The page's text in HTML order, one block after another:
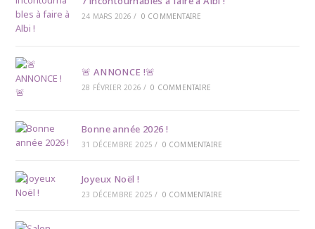
24 MARS 2026 / 0 COMMENTAIRE
🚨 ANNONCE !🚨
28 FÉVRIER 2026 / 0 COMMENTAIRE
Bonne année 2026 !
31 DÉCEMBRE 2025 / 0 COMMENTAIRE
Joyeux Noël !
23 DÉCEMBRE 2025 / 0 COMMENTAIRE